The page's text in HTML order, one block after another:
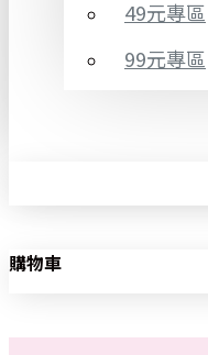
49元專區
99元專區
購物車